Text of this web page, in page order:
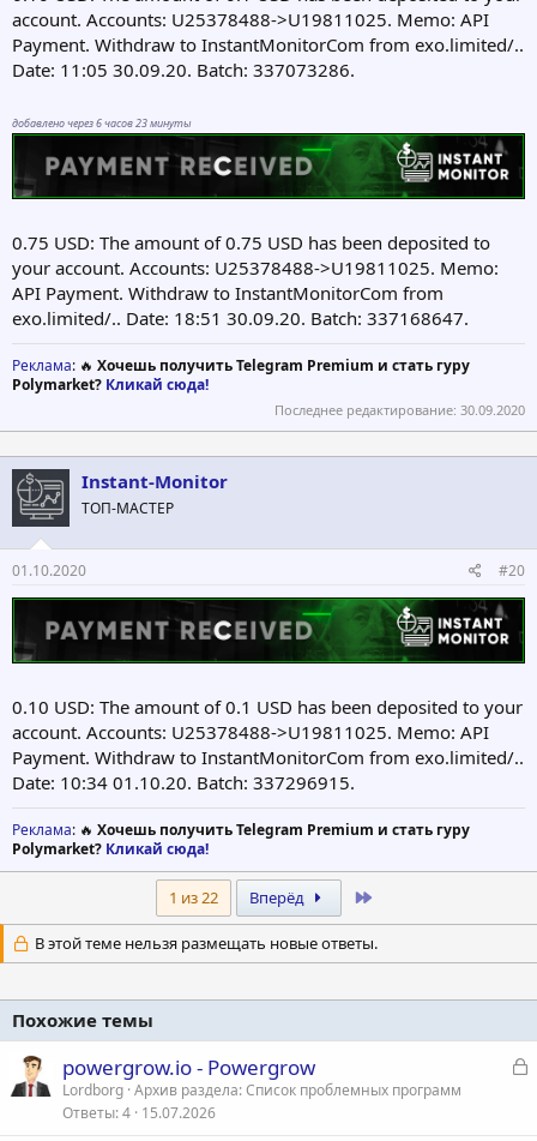
account. Accounts: U25378488->U19811025. Memo: API
Payment. Withdraw to InstantMonitorCom from exo.limited/..
Date: 11:05 30.09.20. Batch: 337073286.
добавлено через 6 часов 23 минуты
0.75 USD: The amount of 0.75 USD has been deposited to
your account. Accounts: U25378488->U19811025. Memo:
API Payment. Withdraw to InstantMonitorCom from
exo.limited/.. Date: 18:51 30.09.20. Batch: 337168647.
Реклама: 🔥 Хочешь получить Telegram Premium и стать гуру
Polymarket? Кликай сюда!
Последнее редактирование: 30.09.2020
Instant-Monitor
ТОП-МАСТЕР
01.10.2020 #20
0.10 USD: The amount of 0.1 USD has been deposited to your
account. Accounts: U25378488->U19811025. Memo: API
Payment. Withdraw to InstantMonitorCom from exo.limited/..
Date: 10:34 01.10.20. Batch: 337296915.
Реклама: 🔥 Хочешь получить Telegram Premium и стать гуру
Polymarket? Кликай сюда!
1 из 22 Вперёд
В этой теме нельзя размещать новые ответы.
Похожие темы
З
powergrow.io - Powergrow
Lordborg Архив раздела: Список проблемных программ
Ответы 4 15.07.2026